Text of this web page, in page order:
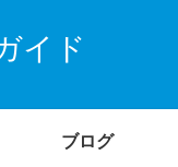
イド
ブログ